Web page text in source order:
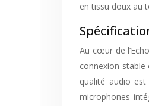
en tissu doux au
Au cœur de
connexion
qualité audio
microphones